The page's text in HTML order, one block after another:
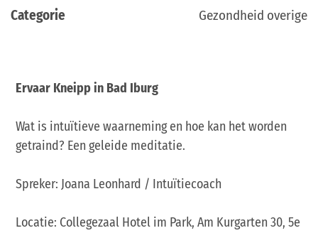
Categorie Gezondheid overige
Ervaar Kneipp in Bad Iburg
Wat is intuïtieve waarneming en hoe kan het worden
getraind? Een geleide meditatie.
Spreker: Joana Leonhard / Intuïtiecoach
Locatie: Collegezaal Hotel im Park, Am Kurgarten 30, 5e